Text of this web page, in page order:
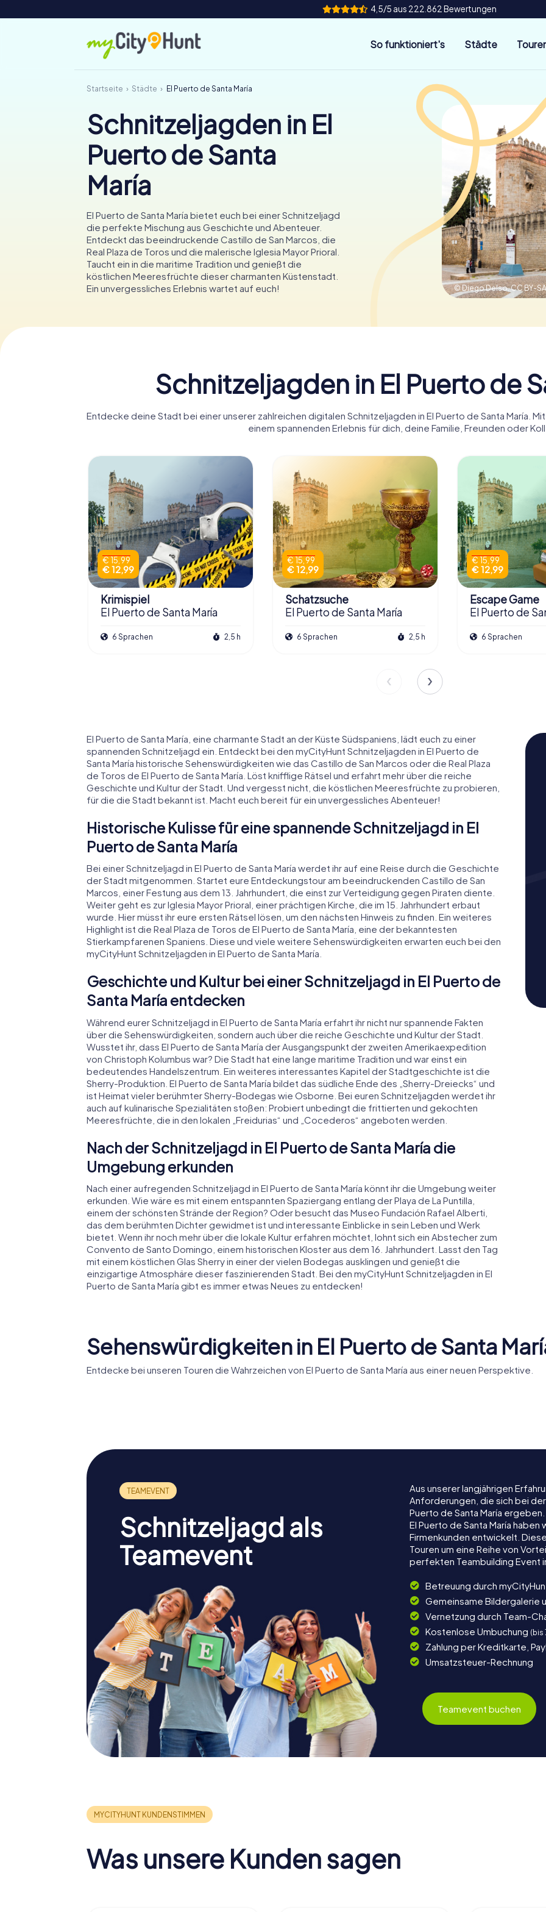
4,5/5 aus 222.862 Bewertungen
So funktioniert's Städte
Startseite Städte El Puerto de Santa María
Schnitzeljagden in El
Puerto de Santa
María
El Puerto de Santa María bietet euch bei einer Schnitzeljagd
die perfekte Mischung aus Geschichte und Abenteuer.
Entdeckt das beeindruckende Castillo de San Marcos, die
Real Plaza de Toros und die malerische Iglesia Mayor Prioral.
Taucht ein in die maritime Tradition und genießt die
köstlichen Meeresfrüchte dieser charmanten Küstenstadt.
Ein unvergessliches Erlebnis wartet auf euch!
© Diego Delso,CC BY-
Schnitzeljagden in El Puerto de
Entdecke deine Stadt bei einer unserer zahlreichen digitalen Schnitzeljagden in El Puerto de Santa María.
einem spannenden Erlebnis für dich, deine Familie, Freunden oder
€ 15,99
€ 12,99
Krimispiel
El Puerto de Santa María
6 Sprachen 2,5 h
€ 15,99
€ 12,99
Schatzsuche
El Puerto de Santa María
6 Sprachen 2,5 h
€ 15,99
€ 12,99
Escape Game
El Puerto de
6 Sprachen
El Puerto de Santa María, eine charmante Stadt an der Küste Südspaniens, lädt euch zu einer
spannenden Schnitzeljagd ein. Entdeckt bei den myCityHunt Schnitzeljagden in El Puerto de
Santa María historische Sehenswürdigkeiten wie das Castillo de San Marcos oder die Real Plaza
de Toros de El Puerto de Santa María. Löst knifflige Rätsel und erfahrt mehr über die reiche
Geschichte und Kultur der Stadt. Und vergesst nicht, die köstlichen Meeresfrüchte zu probieren,
für die die Stadt bekannt ist. Macht euch bereit für ein unvergessliches Abenteuer!
Historische Kulisse für eine spannende Schnitzeljagd in El
Puerto de Santa María
Bei einer Schnitzeljagd in El Puerto de Santa María werdet ihr auf eine Reise durch die Geschichte
der Stadt mitgenommen. Startet eure Entdeckungstour am beeindruckenden Castillo de San
Marcos, einer Festung aus dem 13. Jahrhundert, die einst zur Verteidigung gegen Piraten diente.
Weiter geht es zur Iglesia Mayor Prioral, einer prächtigen Kirche, die im 15. Jahrhundert erbaut
wurde. Hier müsst ihr eure ersten Rätsel lösen, um den nächsten Hinweis zu finden. Ein weiteres
Highlight ist die Real Plaza de Toros de El Puerto de Santa María, eine der bekanntesten
Stierkampfarenen Spaniens. Diese und viele weitere Sehenswürdigkeiten erwarten euch bei den
myCityHunt Schnitzeljagden in El Puerto de Santa María.
Geschichte und Kultur bei einer Schnitzeljagd in El Puerto de
Santa María entdecken
Während eurer Schnitzeljagd in El Puerto de Santa María erfahrt ihr nicht nur spannende Fakten
über die Sehenswürdigkeiten, sondern auch über die reiche Geschichte und Kultur der Stadt.
Wusstet ihr, dass El Puerto de Santa María der Ausgangspunkt der zweiten Amerikaexpedition
von Christoph Kolumbus war? Die Stadt hat eine lange maritime Tradition und war einst ein
bedeutendes Handelszentrum. Ein weiteres interessantes Kapitel der Stadtgeschichte ist die
Sherry-Produktion. El Puerto de Santa María bildet das südliche Ende des „Sherry-Dreiecks“ und
ist Heimat vieler berühmter Sherry-Bodegas wie Osborne. Bei euren Schnitzeljagden werdet ihr
auch auf kulinarische Spezialitäten stoßen: Probiert unbedingt die frittierten und gekochten
Meeresfrüchte, die in den lokalen „Freidurias“ und „Cocederos“ angeboten werden.
Nach der Schnitzeljagd in El Puerto de Santa María die
Umgebung erkunden
Nach einer aufregenden Schnitzeljagd in El Puerto de Santa María könnt ihr die Umgebung weiter
erkunden. Wie wäre es mit einem entspannten Spaziergang entlang der Playa de La Puntilla,
einem der schönsten Strände der Region? Oder besucht das Museo Fundación Rafael Alberti,
das dem berühmten Dichter gewidmet ist und interessante Einblicke in sein Leben und Werk
bietet. Wenn ihr noch mehr über die lokale Kultur erfahren möchtet, lohnt sich ein Abstecher zum
Convento de Santo Domingo, einem historischen Kloster aus dem 16. Jahrhundert. Lasst den Tag
mit einem köstlichen Glas Sherry in einer der vielen Bodegas ausklingen und genießt die
einzigartige Atmosphäre dieser faszinierenden Stadt. Bei den myCityHunt Schnitzeljagden in El
Puerto de Santa María gibt es immer etwas Neues zu entdecken!
Sehenswürdigkeiten in El Puerto de Santa
Entdecke bei unseren Touren die Wahrzeichen von El Puerto de Santa María aus einer neuen Perspektive.
Schnitzeljagd als
Teamevent
Aus unserer langjährigen
Anforderungen, die sich bei
Puerto de Santa María
El Puerto de Santa María
Firmenkunden entwickelt.
Touren um eine Reihe von
perfekten Teambuilding Event
Betreuung durch
Gemeinsame Bildergalerie
Vernetzung durch Team-
Kostenlose Umbuchung (bis
Zahlung per Kreditkarte,
Umsatzsteuer-Rechnung
Teamevent buchen
Was unsere Kunden sagen